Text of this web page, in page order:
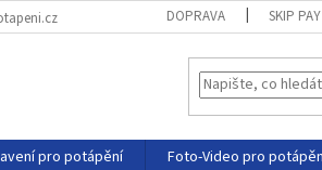
DOPRAVA SKIP
pro potápění Foto-Video pro